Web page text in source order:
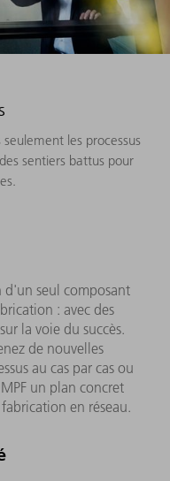
les processus
sentiers battus pour
d'un seul composant
: avec des
la voie du succès.
de nouvelles
au cas par cas ou
un plan concret
en réseau.